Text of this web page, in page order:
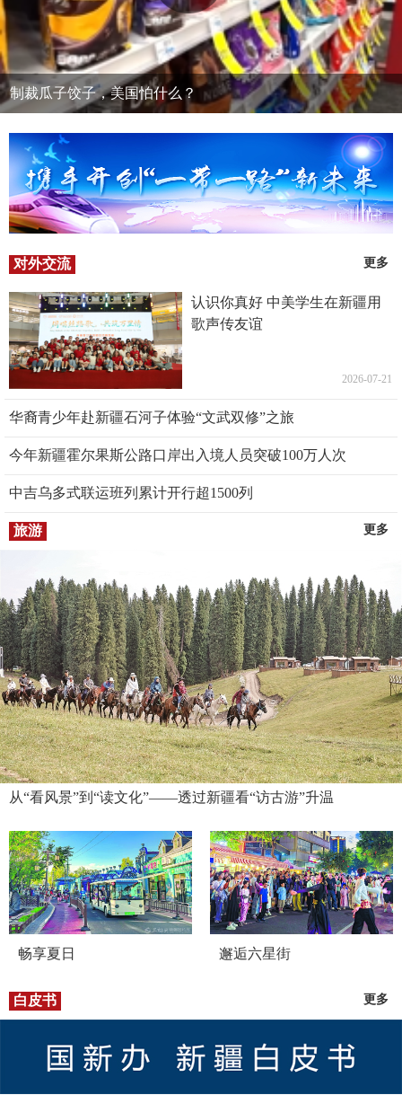
制裁瓜子饺子，美国怕什么？
对外交流 更多
认识你真好 中美学生在新疆用
歌声传友谊
2026-07-21
华裔青少年赴新疆石河子体验“文武双修”之旅
今年新疆霍尔果斯公路口岸出入境人员突破100万人次
中吉乌多式联运班列累计开行超1500列
旅游 更多
从“看风景”到“读文化”——透过新疆看“访古游”升温
畅享夏日 邂逅六星街
白皮书 更多